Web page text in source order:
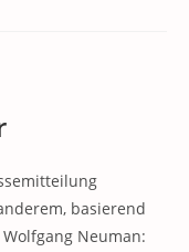
basierend
Neuman: